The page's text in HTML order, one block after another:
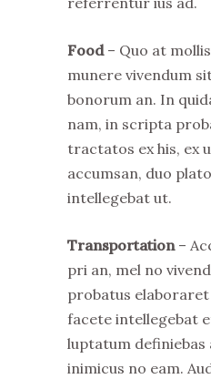
Food– Quo at
munere vivendum
bonorum an. In
nam, in scripta
tractatos ex his, ex
accumsan, duo
intellegebat ut.
Transportation–
pri an, mel no
probatus elaboraret
facete intellegebat
luptatum definiebas
inimicus no eam.